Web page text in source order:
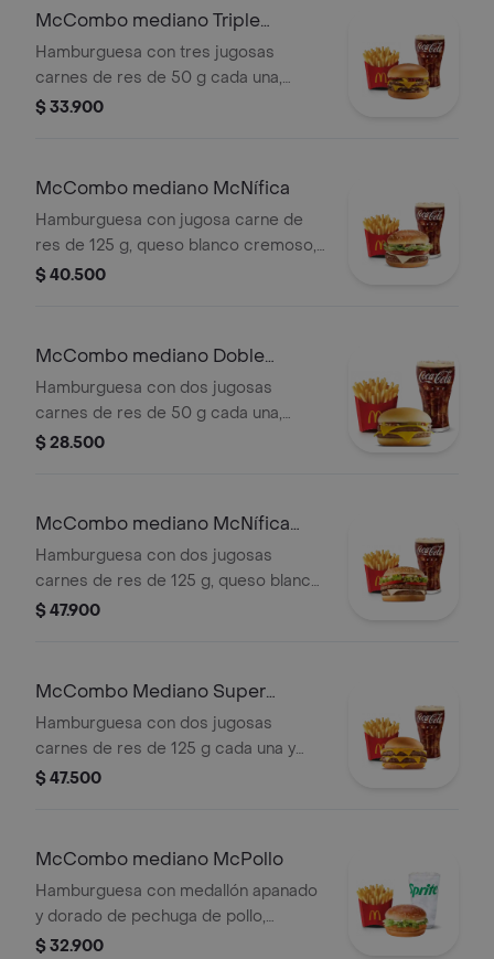
Acompañada de papas fritas
medianas y bebida mediana a
elección.
McCombo mediano Triple
Hamburguesa con Queso
Hamburguesa con tres jugosas
carnes de res de 50 g cada una,
doble queso cheddar cremoso,
Acompañada de papas fritas
elección.
$ 33.900
McCombo mediano McNífica
Hamburguesa con jugosa carne de
res de 125 g, queso blanco cremoso,
cebolla, tomate fresco, lechuga, salsa
de papas fritas medianas y bebida
$ 40.500
McCombo mediano Doble
Hamburguesa con Queso
Hamburguesa con dos jugosas
carnes de res de 50 g cada una,
doble queso cheddar cremoso,
Acompañada de papas fritas
elección.
$ 28.500
McCombo mediano McNífica
Doble
Hamburguesa con dos jugosas
carnes de res de 125 g, queso blanco
cremoso, cebolla, tomate fresco,
Acompañada de papas fritas
medianas y bebida mediana a
elección.
$ 47.900
McCombo Mediano Super
Cheddar Lover
Hamburguesa con dos jugosas
carnes de res de 125 g cada una y
cinco quesos cremosos.
elección.
$ 47.500
McCombo mediano McPollo
Hamburguesa con medallón apanado
y dorado de pechuga de pollo,
mayonesa cremosa y lechuga fresca,
$ 32.900